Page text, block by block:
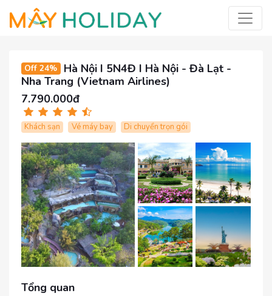
Off 24% Hà Nội I 5N4Đ I Hà Nội - Đà Lạt -
Nha Trang (Vietnam Airlines)
7.790.000đ
Khách sạn Vé máy bay Di chuyển trọn gói
Tổng quan